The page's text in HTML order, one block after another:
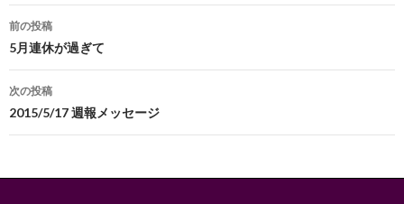
投
稿
ナ
ビ
ー
前の投稿
5月連休が過ぎて
次の投稿
2015/5/17 週報メッセージ